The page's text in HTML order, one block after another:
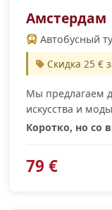
Амстердам
Автобусный
Скидка 25 €
Мы предлагаем
искусства и
Коротко, но со
79 €